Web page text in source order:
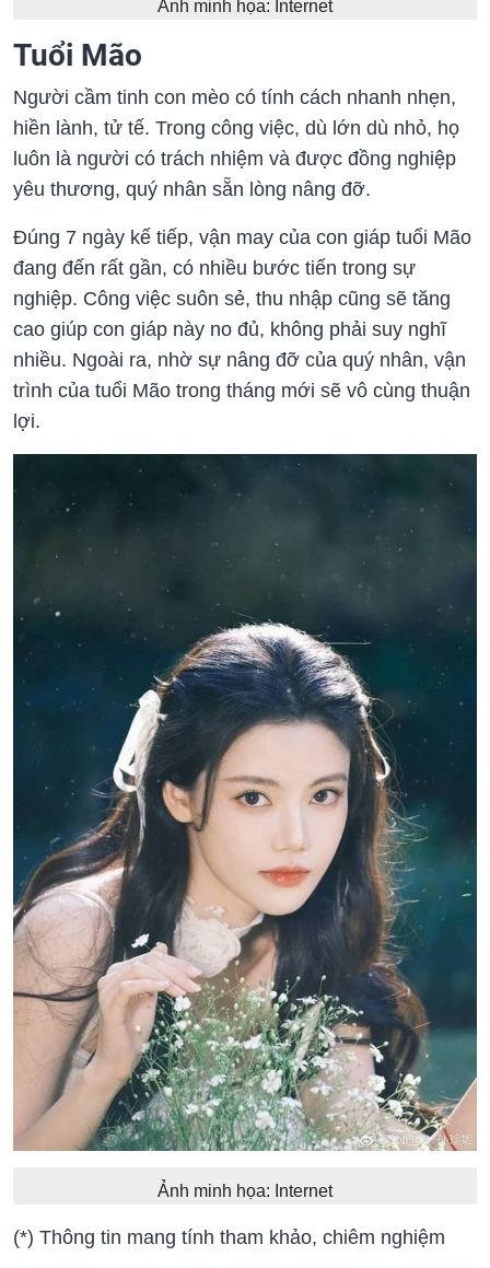
Ảnh minh họa: Internet
Tuổi Mão
Người cầm tinh con mèo có tính cách nhanh nhẹn,
hiền lành, tử tế. Trong công việc, dù lớn dù nhỏ, họ
luôn là người có trách nhiệm và được đồng nghiệp
yêu thương, quý nhân sẵn lòng nâng đỡ.
Đúng 7 ngày kế tiếp, vận may của con giáp tuổi Mão
đang đến rất gần, có nhiều bước tiến trong sự
nghiệp. Công việc suôn sẻ, thu nhập cũng sẽ tăng
cao giúp con giáp này no đủ, không phải suy nghĩ
nhiều. Ngoài ra, nhờ sự nâng đỡ của quý nhân, vận
trình của tuổi Mão trong tháng mới sẽ vô cùng thuận
lợi.
Ảnh minh họa: Internet
(*) Thông tin mang tính tham khảo, chiêm nghiệm